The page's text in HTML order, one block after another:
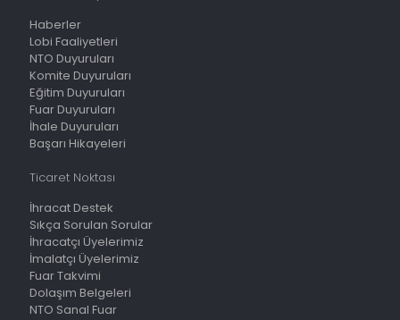
Haberler
Lobi Faaliyetleri
NTO Duyuruları
Komite Duyuruları
Eğitim Duyuruları
Fuar Duyuruları
İhale Duyuruları
Başarı Hikayeleri
Ticaret Noktası
İhracat Destek
Sıkça Sorulan Sorular
İhracatçı Üyelerimiz
İmalatçı Üyelerimiz
Fuar Takvimi
Dolaşım Belgeleri
NTO Sanal Fuar